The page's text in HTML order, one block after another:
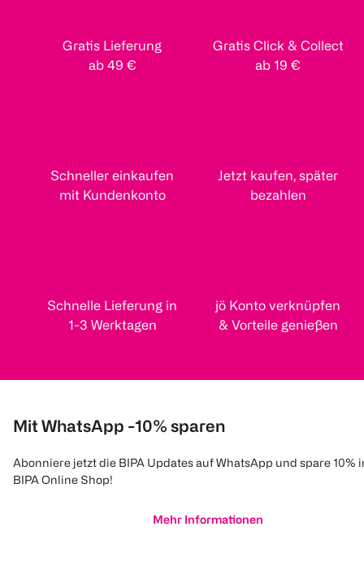
Gratis Lieferung
ab 49 €
Gratis Click & Collect
ab 19 €
Schneller einkaufen
mit Kundenkonto
Jetzt kaufen, später
bezahlen
Schnelle Lieferung in
1-3 Werktagen
jö Konto verknüpfen
& Vorteile genießen
Mit WhatsApp -10% sparen
Abonniere jetzt die BIPA Updates auf WhatsApp und spare 10%
BIPA Online Shop!
Mehr Informationen